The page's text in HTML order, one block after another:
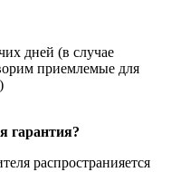
дней (в случае
приемлемые для
гарантия?
распространияется